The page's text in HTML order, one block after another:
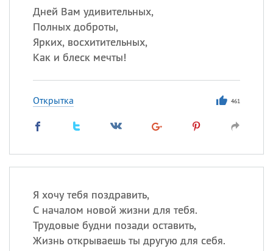
Дней Вам удивительных,
Полных доброты,
Ярких, восхитительных,
Как и блеск мечты!
Открытка 461
Я хочу тебя поздравить,
С началом новой жизни для тебя.
Трудовые будни позади оставить,
Жизнь открываешь ты другую для себя.
Сегодня празднуют именины
Посмотреть значениеи
происхождение